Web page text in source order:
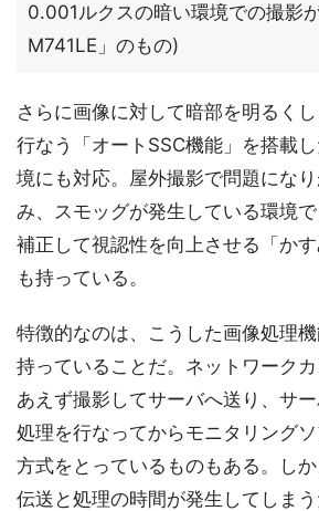
0.001ルクスの暗い環境での撮影
M741LE」のもの)
さらに画像に対して暗部を明るく
行なう「オートSSC機能」を搭載
境にも対応。屋外撮影で問題にな
み、スモッグが発生している環境
補正して視認性を向上させる「か
も持っている。
特徴的なのは、こうした画像処理
持っていることだ。ネットワーク
あえず撮影してサーバへ送り、サ
処理を行なってからモニタリング
方式をとっているものもある。しか
伝送と処理の時間が発生してしま